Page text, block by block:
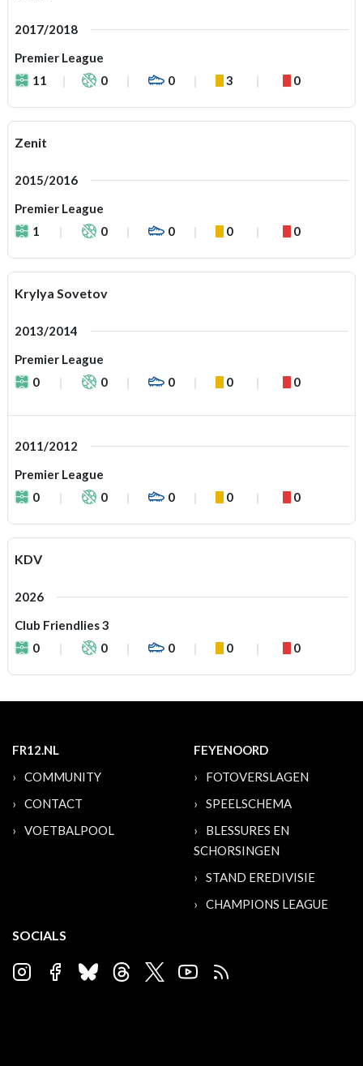
2017/2018
Premier League
11
0 0 3 0
Zenit
2015/2016
Premier League
1
0 0 0 0
Krylya Sovetov
2013/2014
Premier League
0
0 0 0 0
2011/2012
Premier League
0
0 0 0 0
KDV
2026
Club Friendlies 3
0
0 0 0 0
FR12.NL
COMMUNITY
CONTACT
VOETBALPOOL
FEYENOORD
FOTOVERSLAGEN
SPEELSCHEMA
BLESSURES EN
SCHORSINGEN
STAND EREDIVISIE
CHAMPIONS LEAGUE
SOCIALS